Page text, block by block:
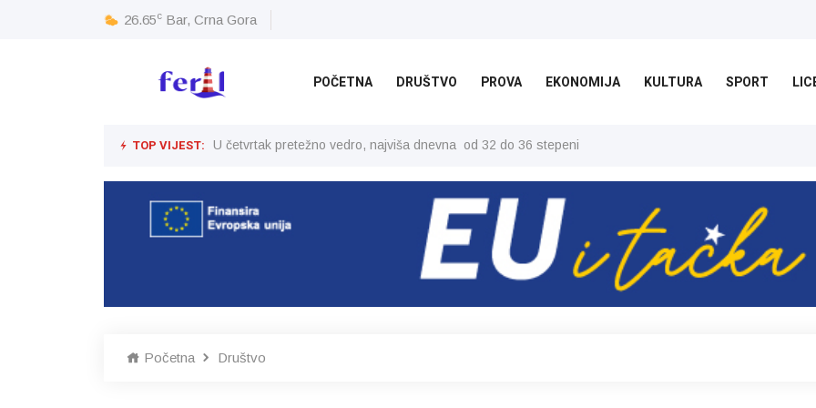
26.65c Bar, Crna Gora
POČETNA DRUŠTVO PROVA EKONOMIJA KULTURA SPORT
TOP VIJEST: U četvrtak pretežno vedro, najviša dnevna od 32 do 36 stepeni
Početna Društvo